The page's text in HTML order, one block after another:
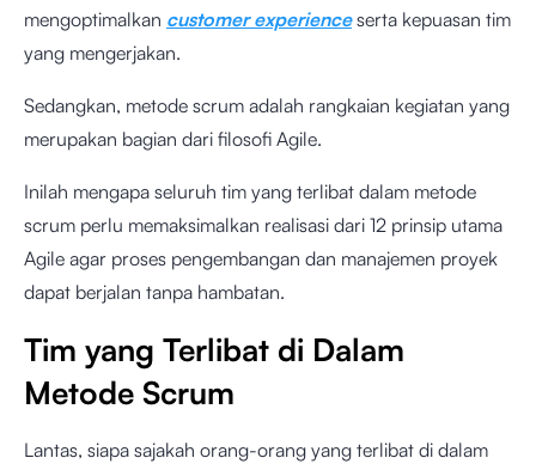
mengoptimalkan customer experienceserta kepuasan tim
yang mengerjakan.
Sedangkan, metode scrum adalah rangkaian kegiatan yang
merupakan bagian dari filosofi Agile.
Inilah mengapa seluruh tim yang terlibat dalam metode
scrum perlu memaksimalkan realisasi dari 12 prinsip utama
Agile agar proses pengembangan dan manajemen proyek
dapat berjalan tanpa hambatan.
Tim yang Terlibat di Dalam
Metode Scrum
Lantas, siapa sajakah orang-orang yang terlibat di dalam